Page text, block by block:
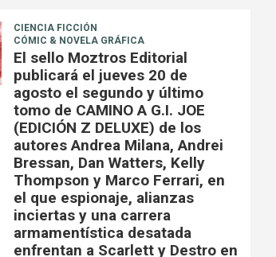
CIENCIA FICCIÓN
CÓMIC & NOVELA GRÁFICA
El sello Moztros Editorial
publicará el jueves 20 de
agosto el segundo y último
tomo de CAMINO A G.I. JOE
(EDICIÓN Z DELUXE) de los
autores Andrea Milana, Andrei
Bressan, Dan Watters, Kelly
Thompson y Marco Ferrari, en
el que espionaje, alianzas
inciertas y una carrera
armamentística desatada
enfrentan a Scarlett y Destro en